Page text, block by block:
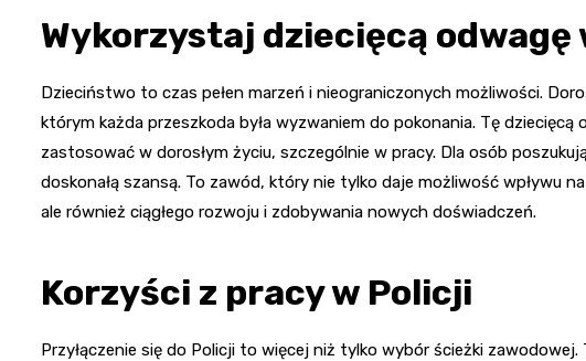
Wykorzystaj dziecięcą odwagę
Dzieciństwo to czas pełen marzeń i nieograniczonych możliwości.
którym każda przeszkoda była wyzwaniem do pokonania. Tę
zastosować w dorosłym życiu, szczególnie w pracy. Dla osób
doskonałą szansą. To zawód, który nie tylko daje możliwość wpływu
ale również ciągłego rozwoju i zdobywania nowych doświadczeń.
Korzyści z pracy w Policji
Przyłączenie się do Policji to więcej niż tylko wybór ścieżki